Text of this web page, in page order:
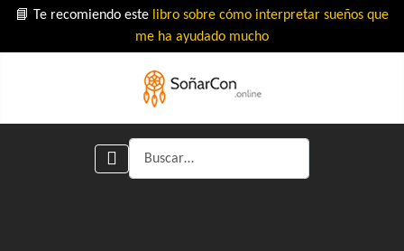
📘 Te recomiendo este libro sobre cómo interpretar sueños que
me ha ayudado mucho
Buscar